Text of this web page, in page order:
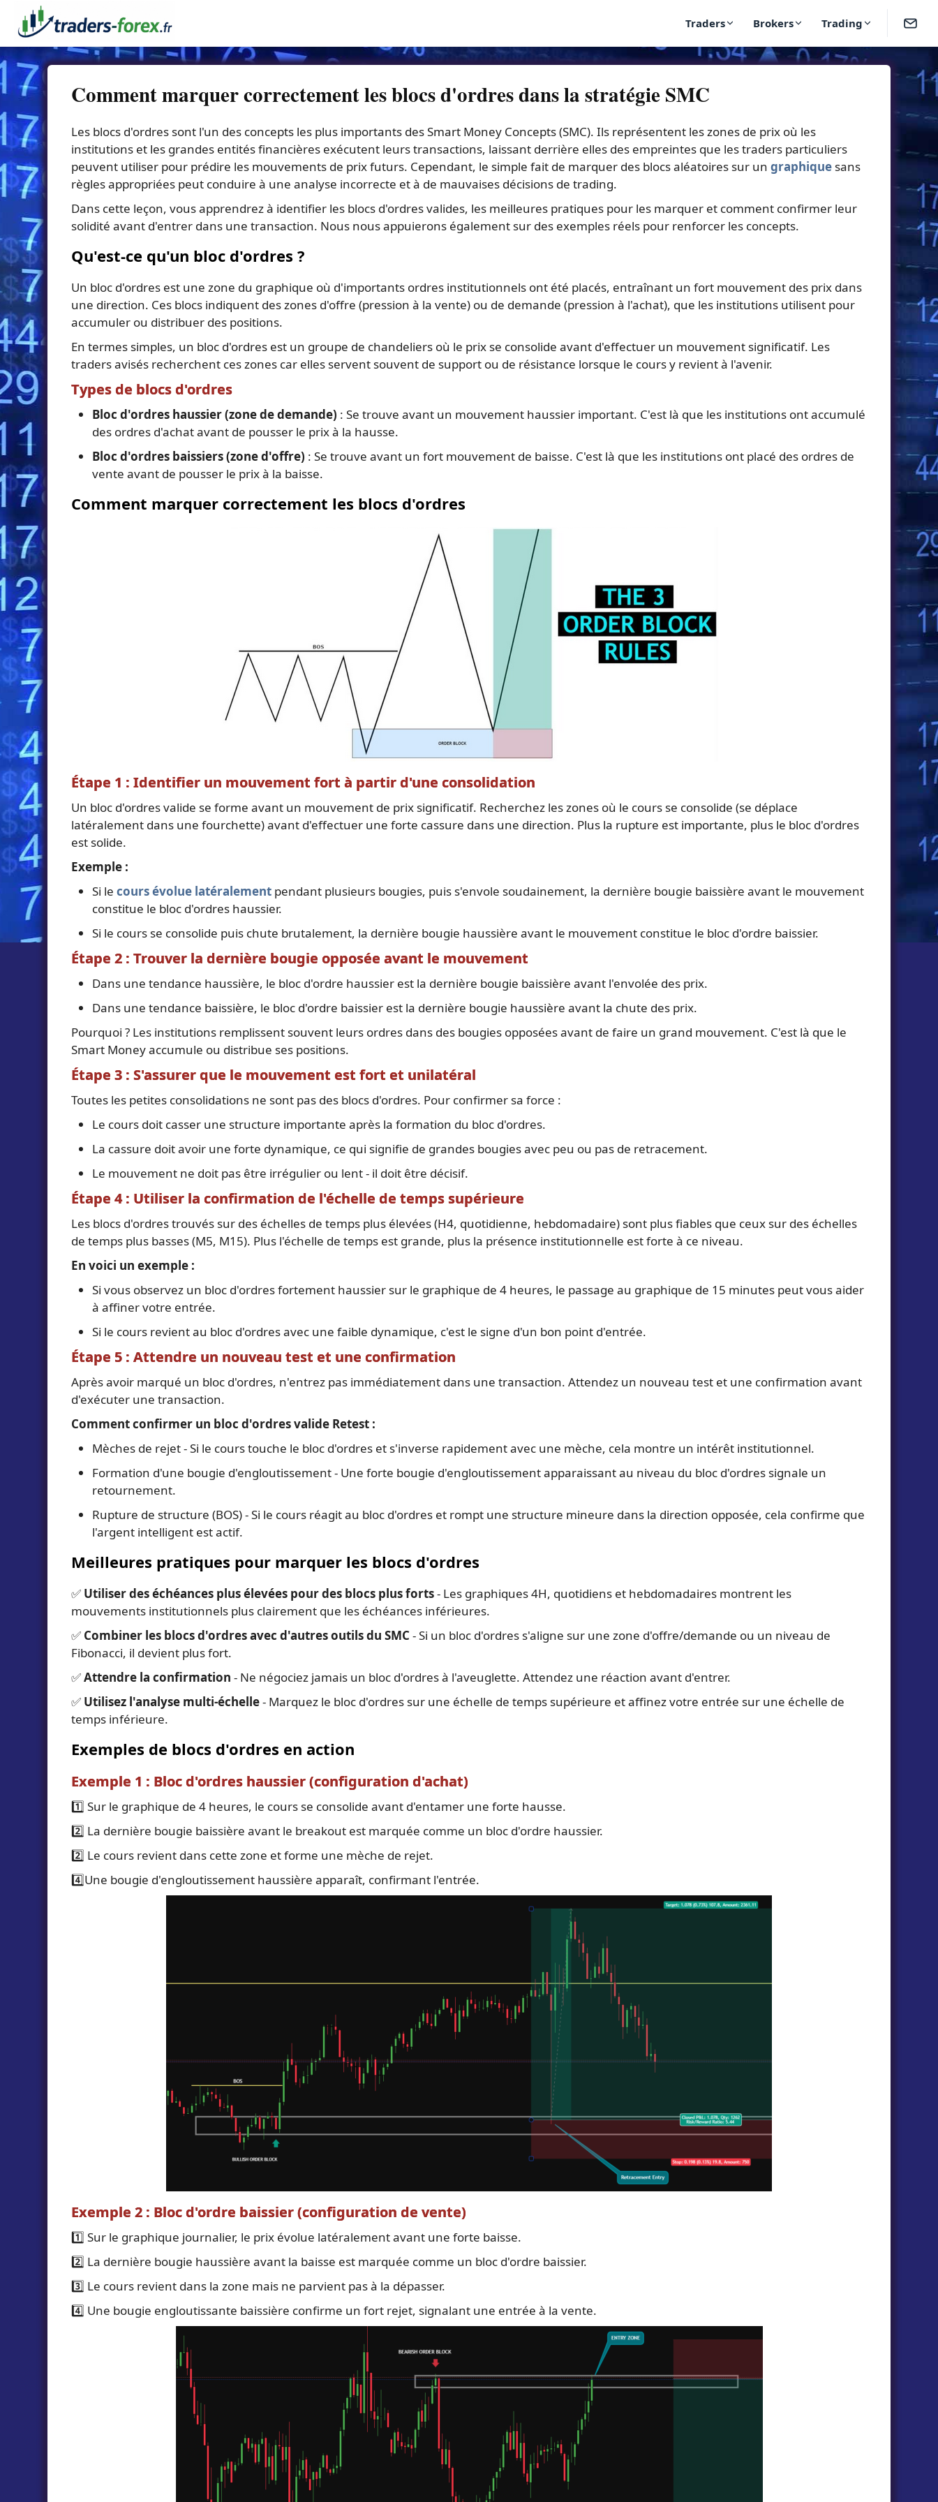
Traders Brokers Trading
Comment marquer correctement les blocs d'ordres dans la stratégie SMC
Les blocs d'ordres sont l'un des concepts les plus importants des Smart Money Concepts (SMC). Ils représentent les zones de prix où les
institutions et les grandes entités financières exécutent leurs transactions, laissant derrière elles des empreintes que les traders particuliers
peuvent utiliser pour prédire les mouvements de prix futurs. Cependant, le simple fait de marquer des blocs aléatoires sur un graphique sans
règles appropriées peut conduire à une analyse incorrecte et à de mauvaises décisions de trading.
Dans cette leçon, vous apprendrez à identifier les blocs d'ordres valides, les meilleures pratiques pour les marquer et comment confirmer leur
solidité avant d'entrer dans une transaction. Nous nous appuierons également sur des exemples réels pour renforcer les concepts.
Qu'est-ce qu'un bloc d'ordres ?
Un bloc d'ordres est une zone du graphique où d'importants ordres institutionnels ont été placés, entraînant un fort mouvement des prix dans
une direction. Ces blocs indiquent des zones d'offre (pression à la vente) ou de demande (pression à l'achat), que les institutions utilisent pour
accumuler ou distribuer des positions.
En termes simples, un bloc d'ordres est un groupe de chandeliers où le prix se consolide avant d'effectuer un mouvement significatif. Les
traders avisés recherchent ces zones car elles servent souvent de support ou de résistance lorsque le cours y revient à l'avenir.
Types de blocs d'ordres
Bloc d'ordres haussier (zone de demande) : Se trouve avant un mouvement haussier important. C'est là que les institutions ont accumulé
des ordres d'achat avant de pousser le prix à la hausse.
Bloc d'ordres baissiers (zone d'offre) : Se trouve avant un fort mouvement de baisse. C'est là que les institutions ont placé des ordres de
vente avant de pousser le prix à la baisse.
Comment marquer correctement les blocs d'ordres
Étape 1 : Identifier un mouvement fort à partir d'une consolidation
Un bloc d'ordres valide se forme avant un mouvement de prix significatif. Recherchez les zones où le cours se consolide (se déplace
latéralement dans une fourchette) avant d'effectuer une forte cassure dans une direction. Plus la rupture est importante, plus le bloc d'ordres
est solide.
Exemple :
Si le cours évolue latéralement pendant plusieurs bougies, puis s'envole soudainement, la dernière bougie baissière avant le mouvement
constitue le bloc d'ordres haussier.
Si le cours se consolide puis chute brutalement, la dernière bougie haussière avant le mouvement constitue le bloc d'ordre baissier.
Étape 2 : Trouver la dernière bougie opposée avant le mouvement
Dans une tendance haussière, le bloc d'ordre haussier est la dernière bougie baissière avant l'envolée des prix.
Dans une tendance baissière, le bloc d'ordre baissier est la dernière bougie haussière avant la chute des prix.
Pourquoi ? Les institutions remplissent souvent leurs ordres dans des bougies opposées avant de faire un grand mouvement. C'est là que le
Smart Money accumule ou distribue ses positions.
Étape 3 : S'assurer que le mouvement est fort et unilatéral
Toutes les petites consolidations ne sont pas des blocs d'ordres. Pour confirmer sa force :
Le cours doit casser une structure importante après la formation du bloc d'ordres.
La cassure doit avoir une forte dynamique, ce qui signifie de grandes bougies avec peu ou pas de retracement.
Le mouvement ne doit pas être irrégulier ou lent - il doit être décisif.
Étape 4 : Utiliser la confirmation de l'échelle de temps supérieure
Les blocs d'ordres trouvés sur des échelles de temps plus élevées (H4, quotidienne, hebdomadaire) sont plus fiables que ceux sur des échelles
de temps plus basses (M5, M15). Plus l'échelle de temps est grande, plus la présence institutionnelle est forte à ce niveau.
En voici un exemple :
Si vous observez un bloc d'ordres fortement haussier sur le graphique de 4 heures, le passage au graphique de 15 minutes peut vous aider
à affiner votre entrée.
Si le cours revient au bloc d'ordres avec une faible dynamique, c'est le signe d'un bon point d'entrée.
Étape 5 : Attendre un nouveau test et une confirmation
Après avoir marqué un bloc d'ordres, n'entrez pas immédiatement dans une transaction. Attendez un nouveau test et une confirmation avant
d'exécuter une transaction.
Comment confirmer un bloc d'ordres valide Retest :
Mèches de rejet - Si le cours touche le bloc d'ordres et s'inverse rapidement avec une mèche, cela montre un intérêt institutionnel.
Formation d'une bougie d'engloutissement - Une forte bougie d'engloutissement apparaissant au niveau du bloc d'ordres signale un
retournement.
Rupture de structure (BOS) - Si le cours réagit au bloc d'ordres et rompt une structure mineure dans la direction opposée, cela confirme que
l'argent intelligent est actif.
Meilleures pratiques pour marquer les blocs d'ordres
✅ Utiliser des échéances plus élevées pour des blocs plus forts- Les graphiques 4H, quotidiens et hebdomadaires montrent les
mouvements institutionnels plus clairement que les échéances inférieures.
✅ Combiner les blocs d'ordres avec d'autres outils du SMC - Si un bloc d'ordres s'aligne sur une zone d'offre/demande ou un niveau de
Fibonacci, il devient plus fort.
✅Attendre la confirmation - Ne négociez jamais un bloc d'ordres à l'aveuglette. Attendez une réaction avant d'entrer.
✅ Utilisez l'analyse multi-échelle- Marquez le bloc d'ordres sur une échelle de temps supérieure et affinez votre entrée sur une échelle de
temps inférieure.
Exemples de blocs d'ordres en action
Exemple 1 : Bloc d'ordres haussier (configuration d'achat)
1️⃣ Sur le graphique de 4 heures, le cours se consolide avant d'entamer une forte hausse.
2️⃣ La dernière bougie baissière avant le breakout est marquée comme un bloc d'ordre haussier.
2️⃣ Le cours revient dans cette zone et forme une mèche de rejet.
4️⃣Une bougie d'engloutissement haussière apparaît, confirmant l'entrée.
Exemple 2 : Bloc d'ordre baissier (configuration de vente)
1️⃣ Sur le graphique journalier, le prix évolue latéralement avant une forte baisse.
2️⃣ La dernière bougie haussière avant la baisse est marquée comme un bloc d'ordre baissier.
3️⃣ Le cours revient dans la zone mais ne parvient pas à la dépasser.
4️⃣ Une bougie engloutissante baissière confirme un fort rejet, signalant une entrée à la vente.